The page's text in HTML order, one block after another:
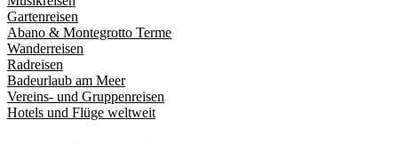
Gartenreisen
Abano & Montegrotto Terme
Wanderreisen
Radreisen
Badeurlaub am Meer
Vereins- und Gruppenreisen
Hotels und Flüge weltweit